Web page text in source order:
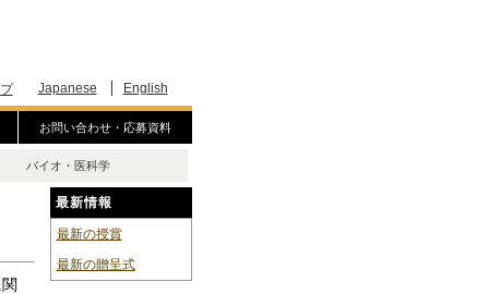
Japanese English
お問い合わせ・応募資料
バイオ・医科学
最新情報
最新の授賞
最新の贈呈式